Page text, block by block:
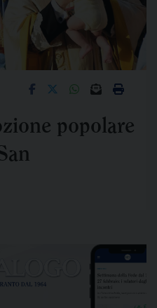
contro
90